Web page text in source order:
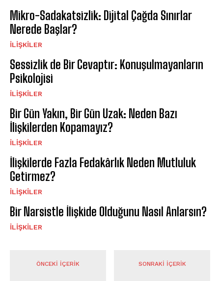
Mikro-Sadakatsizlik: Dijital Çağda Sınırlar
Nerede Başlar?
İLIŞKILER
Sessizlik de Bir Cevaptır: Konuşulmayanların
Psikolojisi
İLIŞKILER
Bir Gün Yakın, Bir Gün Uzak: Neden Bazı
İlişkilerden Kopamayız?
İLIŞKILER
İlişkilerde Fazla Fedakârlık Neden Mutluluk
Getirmez?
İLIŞKILER
Bir Narsistle İlişkide Olduğunu Nasıl Anlarsın?
İLIŞKILER
ÖNCEKI İÇERIK SONRAKI İÇERIK